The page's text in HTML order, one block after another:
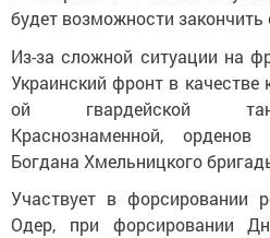
будет возможности закончить
Из-за сложной ситуации на
Украинский фронт в качестве
ой гвардейской
Краснознаменной,
Богдана Хмельницкого
Участвует в форсировании
Одер, при форсировании